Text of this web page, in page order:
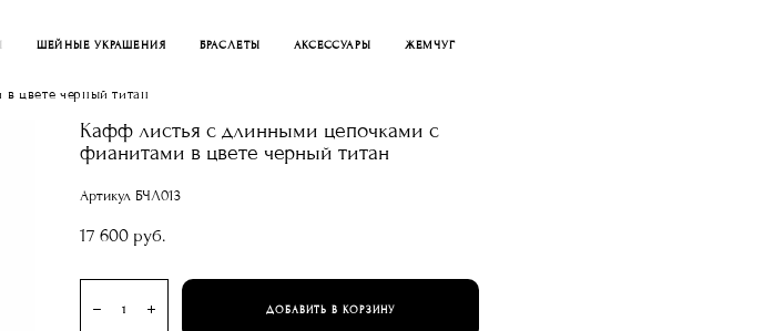
ШЕЙНЫЕ УКРАШЕНИЯ БРАСЛЕТЫ АКСЕССУАРЫ ЖЕМЧУГ
цвете черный титан
Кафф листья с длинными цепочками с
фианитами в цвете черный титан
Артикул БЧЛ013
17 600 pуб.
ДОБАВИТЬ В КОРЗИНУ